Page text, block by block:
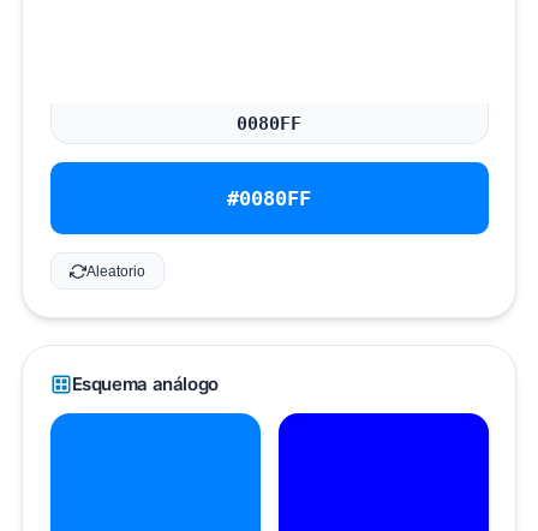
#0080FF
Aleatorio
Esquema análogo